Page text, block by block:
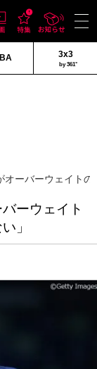
3x3
by 361°
ーバーウェイト
ーウェイト
」